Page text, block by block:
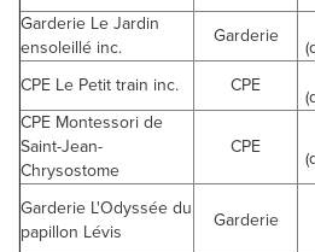
Garderie Le Jardin
ensoleillé inc.
Garderie
CPE Le Petit train inc.
CPE
CPE Montessori de
Saint-Jean-
Chrysostome
CPE
Garderie L'Odyssée du
papillon Lévis
Garderie